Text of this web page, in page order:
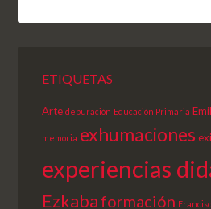
ETIQUETAS
Arte depuración Educación Primaria
memoria exhumaciones
experiencias
Ezkaba formación